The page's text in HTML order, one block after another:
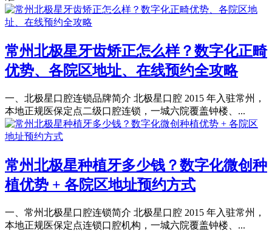
常州北极星牙齿矫正怎么样？数字化正畸
优势、各院区地址、在线预约全攻略
一、北极星口腔连锁品牌简介 北极星口腔 2015 年入驻常州，
本地正规医保定点二级口腔连锁，一城六院覆盖钟楼、...
常州北极星种植牙多少钱？数字化微创种
植优势 + 各院区地址预约方式
一、常州北极星口腔连锁简介 北极星口腔 2015 年入驻常州，
本地正规医保定点连锁口腔机构，一城六院覆盖钟楼、...